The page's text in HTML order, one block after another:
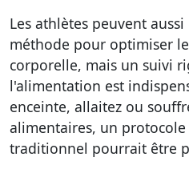
Les athlètes peuvent
méthode pour optimiser
corporelle, mais un suivi
l'alimentation est
enceinte, allaitez ou
alimentaires, un
traditionnel pourrait être